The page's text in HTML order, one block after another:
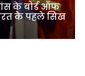
के बोर्ड ऑफ
के पहले सिख